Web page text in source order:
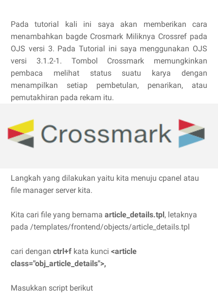
Pada tutorial kali ini saya akan memberikan cara
menambahkan bagde Crosmark Miliknya Crossref pada
OJS versi 3. Pada Tutorial ini saya menggunakan OJS
versi 3.1.2-1. Tombol Crossmark memungkinkan
pembaca melihat status suatu karya dengan
menampilkan setiap pembetulan, penarikan, atau
pemutakhiran pada rekam itu.
Langkah yang dilakukan yaitu kita menuju cpanel atau
file manager server kita.
Kita cari file yang bernama article_details.tpl, letaknya
pada /templates/frontend/objects/article_details.tpl
cari dengan ctrl+f kata kunci <article
class="obj_article_details">,
Masukkan script berikut